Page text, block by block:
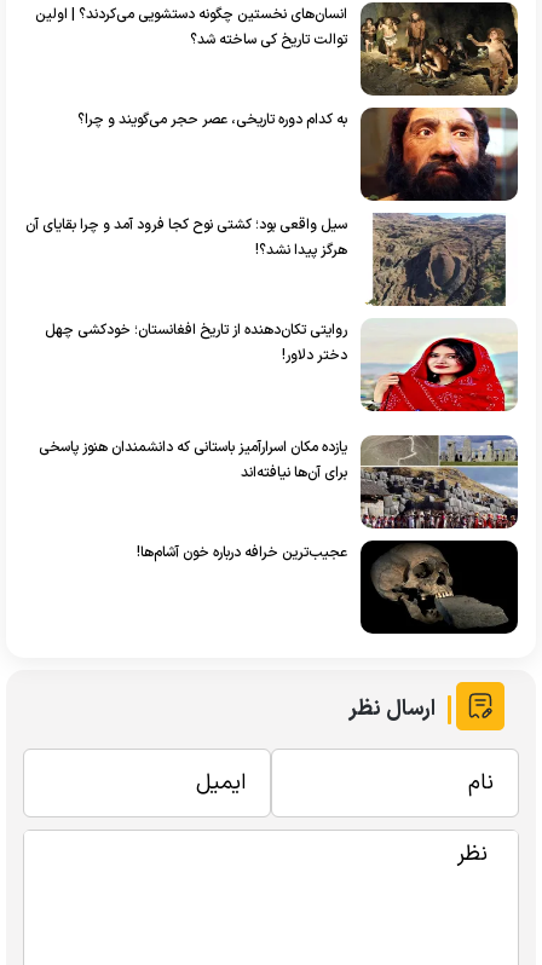
انسان‌های نخستین چگونه دستشویی می‌کردند؟ | اولین
توالت تاریخ کی ساخته شد؟
به کدام دوره تاریخی، عصر حجر می‌گویند و چرا؟
سیل واقعی بود؛ کشتی نوح کجا فرود آمد و چرا بقایای آن
هرگز پیدا نشد؟!
روایتی تکان‌دهنده از تاریخ افغانستان؛ خودکشی چهل
دختر دلاور!
یازده مکان اسرارآمیز باستانی که دانشمندان هنوز پاسخی
برای آن‌ها نیافته‌اند
عجیب‌ترین خرافه درباره خون آشام‌ها!
ارسال نظر